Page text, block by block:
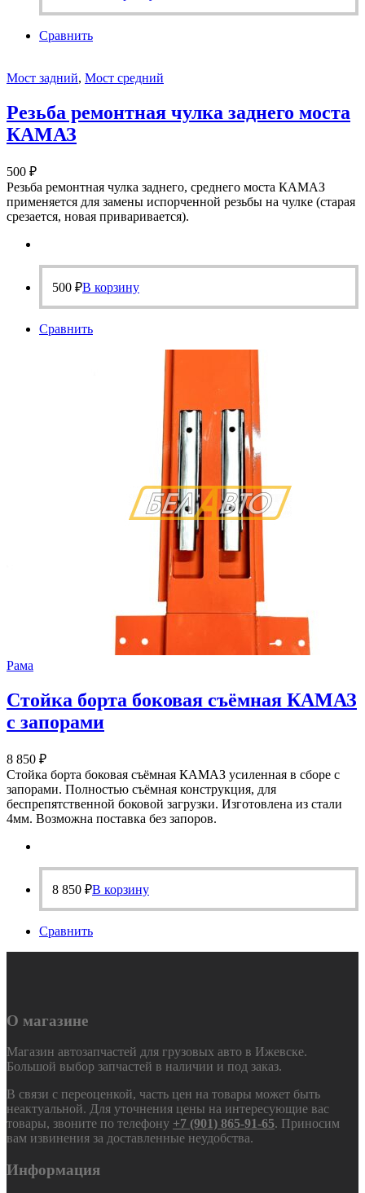
Сравнить
Мост задний, Мост средний
Резьба ремонтная чулка заднего моста
КАМАЗ
500 ₽
Резьба ремонтная чулка заднего, среднего моста КАМАЗ
применяется для замены испорченной резьбы на чулке (старая
срезается, новая приваривается).
500 ₽В корзину
Сравнить
Рама
Стойка борта боковая съёмная КАМАЗ
с запорами
8 850 ₽
Стойка борта боковая съёмная КАМАЗ усиленная в сборе с
запорами. Полностью съёмная конструкция, для
беспрепятственной боковой загрузки. Изготовлена из стали
4мм. Возможна поставка без запоров.
8 850 ₽В корзину
Сравнить
О магазине
Магазин автозапчастей для грузовых авто в Ижевске.
Большой выбор запчастей в наличии и под заказ.
В связи с переоценкой, часть цен на товары может быть
неактуальной. Для уточнения цены на интересующие вас
товары, звоните по телефону +7 (901) 865-91-65. Приносим
вам извинения за доставленные неудобства.
Информация